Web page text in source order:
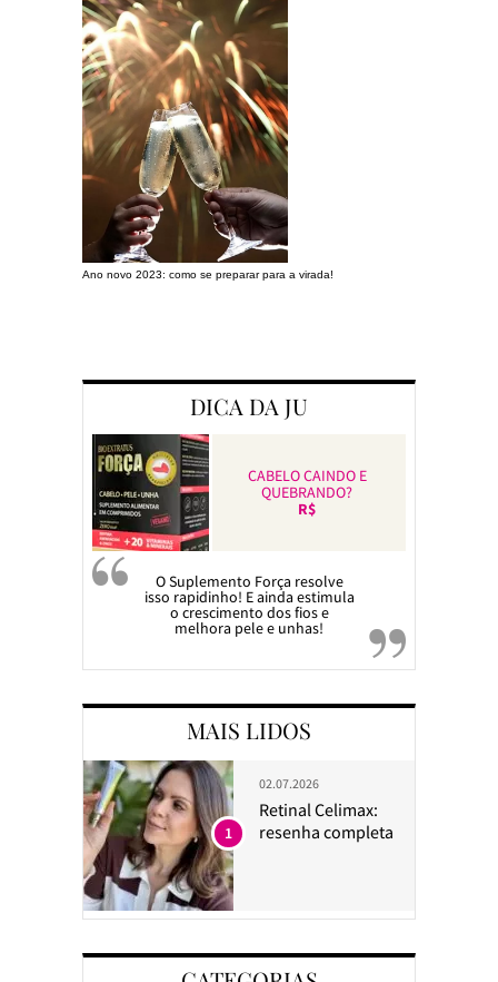
Ano novo 2023: como se preparar para a virada!
DICA DA JU
CABELO CAINDO E
QUEBRANDO?
R$
O Suplemento Força resolve
isso rapidinho! E ainda estimula
o crescimento dos fios e
melhora pele e unhas!
MAIS LIDOS
02.07.2026
Retinal Celimax:
resenha completa
1